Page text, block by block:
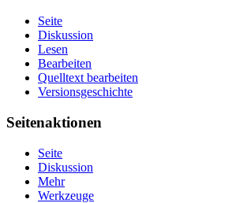
Seite
Diskussion
Lesen
Bearbeiten
Quelltext bearbeiten
Versionsgeschichte
Seitenaktionen
Seite
Diskussion
Mehr
Werkzeuge